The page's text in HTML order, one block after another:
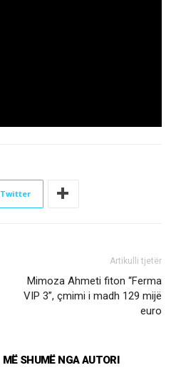
Twitter
Artikulli tjetër
Mimoza Ahmeti fiton “Ferma
VIP 3”, çmimi i madh 129 mijë
euro
MË SHUMË NGA AUTORI